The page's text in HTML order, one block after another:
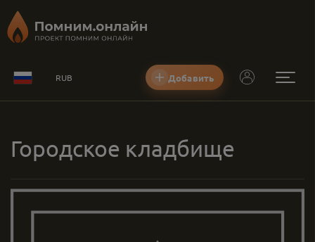
RUB Добавить
Городское кладбище